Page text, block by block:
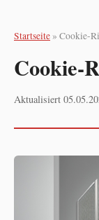
Startseite » Cookie-
Cookie-
Aktualisiert